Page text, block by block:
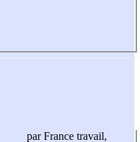
par France travail,